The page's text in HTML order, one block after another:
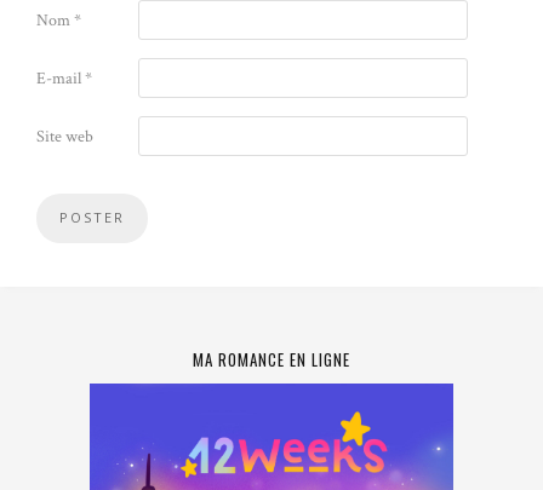
Nom*
E-mail*
Site web
MA ROMANCE EN LIGNE